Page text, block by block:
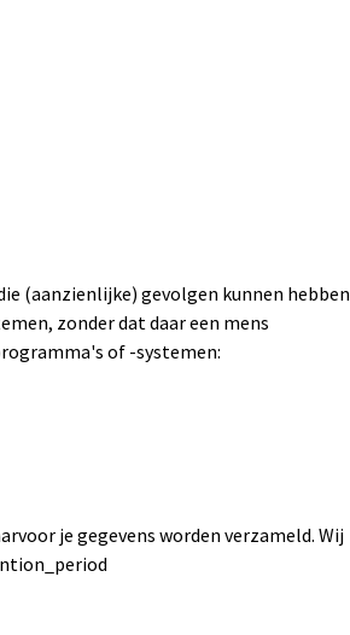
(aanzienlijke) gevolgen kunnen hebben
zonder dat daar een mens
of -systemen:
je gegevens worden verzameld. Wij